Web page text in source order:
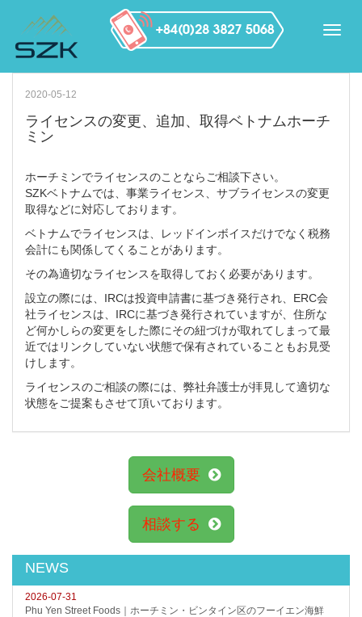
2020-05-12
ライセンスの変更、追加、取得ベトナムホーチ
ミン
ホーチミンでライセンスのことならご相談下さい。
SZKベトナムでは、事業ライセンス、サブライセンスの変更
取得などに対応しております。
ベトナムでライセンスは、レッドインボイスだけでなく税務
会計にも関係してくることがあります。
その為適切なライセンスを取得しておく必要があります。
設立の際には、IRCは投資申請書に基づき発行され、ERC会
社ライセンスは、IRCに基づき発行されていますが、住所な
ど何かしらの変更をした際にその紐づけが取れてしまって最
近ではリンクしていない状態で保有されていることもお見受
けします。
ライセンスのご相談の際には、弊社弁護士が拝見して適切な
状態をご提案もさせて頂いております。
会社概要
相談する
NEWS
2026-07-31
Phu Yen Street Foods｜ホーチミン・ビンタイン区のフーイエン海鮮